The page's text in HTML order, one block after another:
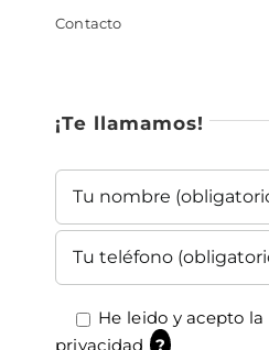
Contacto
¡Te llamamos!
He leido y acepto la
privacidad
?